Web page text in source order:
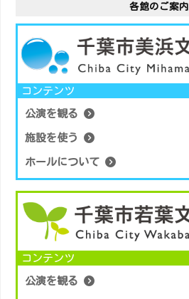
各館のご案内
コンテンツ
公演を観る
施設を使う
ホールについて
コンテンツ
公演を観る